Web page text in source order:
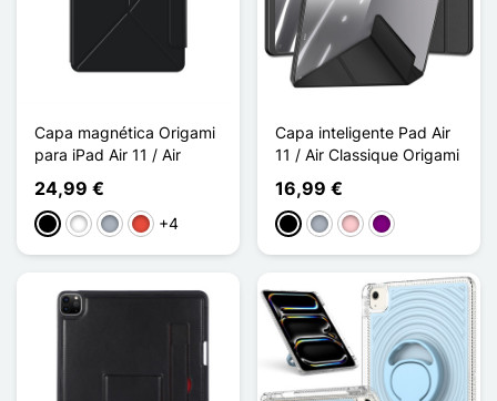
Capa magnética Origami
para iPad Air 11 / Air
24,99 €
PretoBrancoCinzento
Vermelho
+4
Capa inteligente Pad Air
11 / Air Classique Origami
16,99 €
PretoCinzento
RosaPúrpura